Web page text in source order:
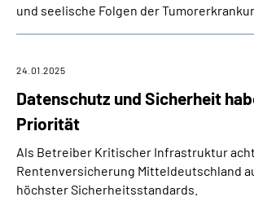
und seelische Folgen der
Datenschutz und Sicherheit
Priorität
24.01.2025
Als Betreiber Kritischer Infrastruktur
Rentenversicherung Mitteldeutschland
höchster Sicherheitsstandards.